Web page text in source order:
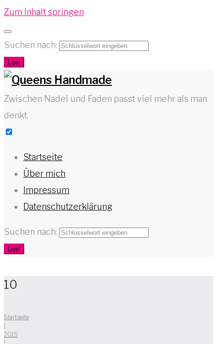
Zum Inhalt springen
Suchen nach:
Los!
Zwischen Nadel und Faden passt viel mehr als man
denkt.
Startseite
Über mich
Impressum
Datenschutzerklärung
Suchen nach:
Los!
10
Startseite
2015